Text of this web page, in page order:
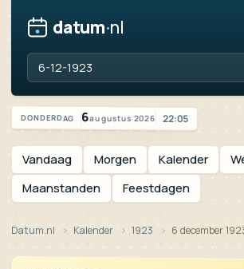
datum·nl
Vandaag is het donderdag 6 augustus
DONDERDAG 6augustus 2026 22:05
Vandaag Morgen Kalender
Maanstanden
Feestdagen
Datum.nl Kalender 1923 6 december